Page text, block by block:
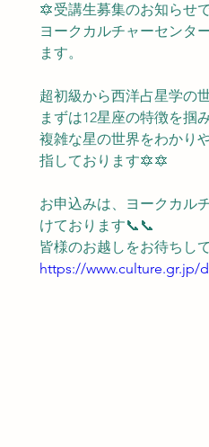
🔯受講生募集のお知らせ
ヨークカルチャーセンタ
ます。
超初級から西洋占星学の
まずは12星座の特徴を掴
複雑な星の世界をわかり
指しております🔯🔯
お申込みは、ヨークカル
けております📞📞
皆様のお越しをお待ちし
https://www.culture.gr.jp/